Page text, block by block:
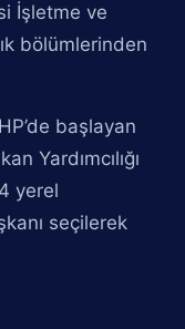
İşletme ve
bölümlerinden
başlayan
Yardımcılığı
yerel
seçilerek